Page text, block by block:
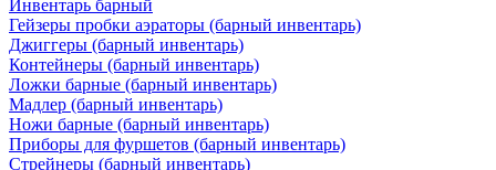
Инвентарь барный
Гейзеры пробки аэраторы (барный инвентарь)
Джиггеры (барный инвентарь)
Контейнеры (барный инвентарь)
Ложки барные (барный инвентарь)
Мадлер (барный инвентарь)
Ножи барные (барный инвентарь)
Приборы для фуршетов (барный инвентарь)
Стрейнеры (барный инвентарь)